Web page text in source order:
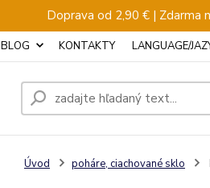
Doprava od 2,90 € | Zdarma
BLOG KONTAKTY LANGUAGE/
Úvod poháre, ciachované sklo